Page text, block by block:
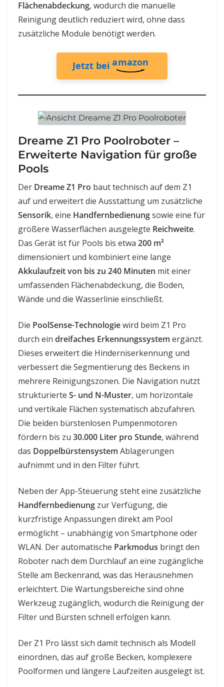
Flächenabdeckung, wodurch die manuelle
Reinigung deutlich reduziert wird, ohne dass
zusätzliche Module benötigt werden.
Jetzt bei amazon
Dreame Z1 Pro Poolroboter –
Erweiterte Navigation für große
Pools
Der Dreame Z1 Pro baut technisch auf dem Z1
auf und erweitert die Ausstattung um zusätzliche
Sensorik, eine Handfernbedienungsowie eine für
größere Wasserflächen ausgelegte Reichweite.
Das Gerät ist für Pools bis etwa 200 m²
dimensioniert und kombiniert eine lange
Akkulaufzeit von bis zu 240 Minuten mit einer
umfassenden Flächenabdeckung, die Boden,
Wände und die Wasserlinie einschließt.
Die PoolSense-Technologiewird beim Z1 Pro
durch ein dreifaches Erkennungssystem ergänzt.
Dieses erweitert die Hinderniserkennung und
verbessert die Segmentierung des Beckens in
mehrere Reinigungszonen. Die Navigation nutzt
strukturierte S- und N-Muster, um horizontale
und vertikale Flächen systematisch abzufahren.
Die beiden bürstenlosen Pumpenmotoren
fördern bis zu 30.000 Liter pro Stunde, während
das Doppelbürstensystem Ablagerungen
aufnimmt und in den Filter führt.
Neben der App-Steuerung steht eine zusätzliche
Handfernbedienung zur Verfügung, die
kurzfristige Anpassungen direkt am Pool
ermöglicht – unabhängig von Smartphone oder
WLAN. Der automatische Parkmodus bringt den
Roboter nach dem Durchlauf an eine zugängliche
Stelle am Beckenrand, was das Herausnehmen
erleichtert. Die Wartungsbereiche sind ohne
Werkzeug zugänglich, wodurch die Reinigung der
Filter und Bürsten schnell erfolgen kann.
Der Z1 Pro lässt sich damit technisch als Modell
einordnen, das auf große Becken, komplexere
Poolformen und längere Laufzeiten ausgelegt ist.